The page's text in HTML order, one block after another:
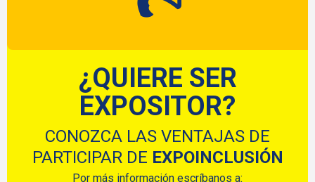
¿QUIERE SER
EXPOSITOR?
CONOZCA LAS VENTAJAS DE
PARTICIPAR DE EXPOINCLUSIÓN
Por más información escríbanos a: